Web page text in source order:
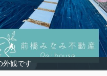
外観です